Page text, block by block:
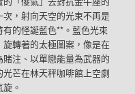
次，射向天空的光束不再是
有的怪誕藍色**。藍色光束
轉著的太極圖案，像是在
注、以單戀能量為武器的
芒在林天秤咖啡館上空劇
。